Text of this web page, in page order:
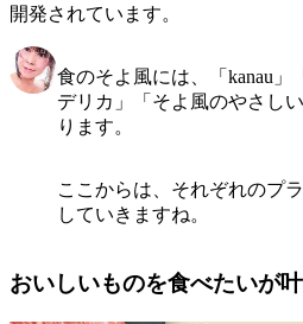
開発されています。
食のそよ風には、「kanau
デリカ」「そよ風のやさし
ります。
ここからは、それぞれのプ
していきますね。
おいしいものを食べたいが